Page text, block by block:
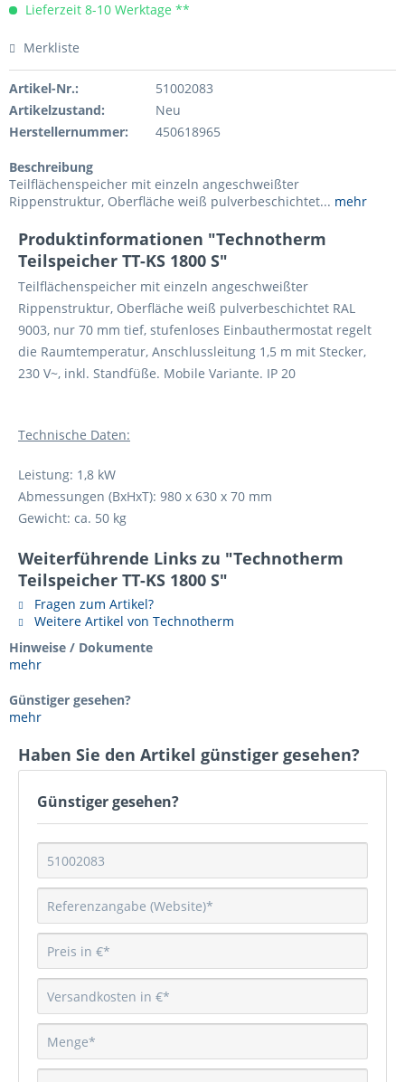
Lieferzeit 8-10 Werktage **
Merkliste
Artikel-Nr.:
51002083
Artikelzustand:
Neu
Herstellernummer:
450618965
Beschreibung
Teilflächenspeicher mit einzeln angeschweißter
Rippenstruktur, Oberfläche weiß pulverbeschichtet... mehr
Produktinformationen "Technotherm
Teilspeicher TT-KS 1800 S"
Teilflächenspeicher mit einzeln angeschweißter
Rippenstruktur, Oberfläche weiß pulverbeschichtet RAL
9003, nur 70 mm tief, stufenloses Einbauthermostat regelt
die Raumtemperatur, Anschlussleitung 1,5 m mit Stecker,
230 V~, inkl. Standfüße. Mobile Variante. IP 20
Technische Daten:
Leistung: 1,8 kW
Abmessungen (BxHxT): 980 x 630 x 70 mm
Gewicht: ca. 50 kg
Weiterführende Links zu "Technotherm
Teilspeicher TT-KS 1800 S"
Fragen zum Artikel?
Weitere Artikel von Technotherm
Hinweise / Dokumente
mehr
Günstiger gesehen?
mehr
Haben Sie den Artikel günstiger gesehen?
Günstiger gesehen?